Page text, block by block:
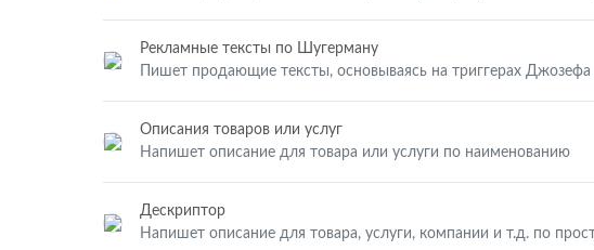
Рекламные тексты по Шугерману
Пишет продающие тексты, основываясь на триггерах
Описания товаров или услуг
Напишет описание для товара или услуги по наименованию
Дескриптор
Напишет описание для товара, услуги, компании и т.д. по